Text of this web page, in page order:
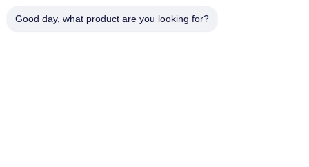
Good day, what product are you looking for?